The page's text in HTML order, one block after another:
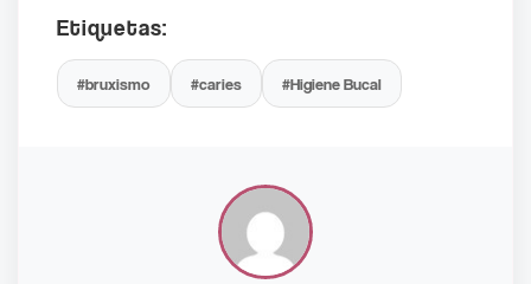
Etiquetas:
#bruxismo #caries #Higiene Bucal